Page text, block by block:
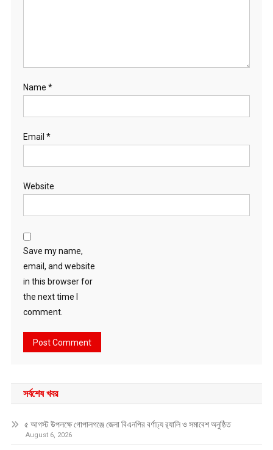
Name *
Email *
Website
Save my name,
email, and website
in this browser for
the next time I
comment.
সর্বশেষ খবর
৫ আগস্ট উপলক্ষে গোপালগঞ্জে জেলা বিএনপির বর্ণাঢ্য র‍্যালি ও সমাবেশ অনুষ্ঠিত
August 6, 2026